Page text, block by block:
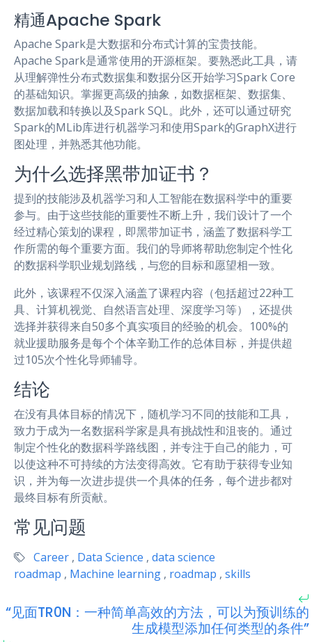
精通Apache Spark
Apache Spark是大数据和分布式计算的宝贵技能。
Apache Spark是通常使用的开源框架。要熟悉此工具，请
从理解弹性分布式数据集和数据分区开始学习Spark Core
的基础知识。掌握更高级的抽象，如数据框架、数据集、
数据加载和转换以及Spark SQL。此外，还可以通过研究
Spark的MLib库进行机器学习和使用Spark的GraphX进行
图处理，并熟悉其他功能。
为什么选择黑带加证书？
提到的技能涉及机器学习和人工智能在数据科学中的重要
参与。由于这些技能的重要性不断上升，我们设计了一个
经过精心策划的课程，即黑带加证书，涵盖了数据科学工
作所需的每个重要方面。我们的导师将帮助您制定个性化
的数据科学职业规划路线，与您的目标和愿望相一致。
此外，该课程不仅深入涵盖了课程内容（包括超过22种工
具、计算机视觉、自然语言处理、深度学习等），还提供
选择并获得来自50多个真实项目的经验的机会。100%的
就业援助服务是每个个体辛勤工作的总体目标，并提供超
过105次个性化导师辅导。
结论
在没有具体目标的情况下，随机学习不同的技能和工具，
致力于成为一名数据科学家是具有挑战性和沮丧的。通过
制定个性化的数据科学路线图，并专注于自己的能力，可
以使这种不可持续的方法变得高效。它有助于获得专业知
识，并为每一次进步提供一个具体的任务，每个进步都对
最终目标有所贡献。
常见问题
Career , Data Science , data science
roadmap , Machine learning , roadmap , skills
“见面TR0N：一种简单高效的方法，可以为预训练的
生成模型添加任何类型的条件”